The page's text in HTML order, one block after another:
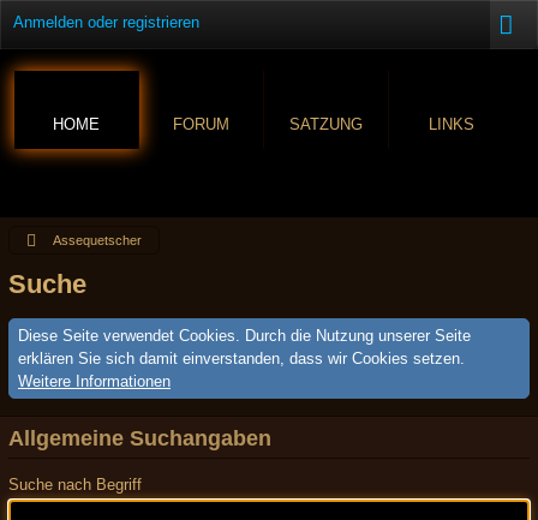
Anmelden oder registrieren
HOME FORUM SATZUNG LINKS
Assequetscher
Suche
Diese Seite verwendet Cookies. Durch die Nutzung unserer Seite
erklären Sie sich damit einverstanden, dass wir Cookies setzen.
Weitere Informationen
Allgemeine Suchangaben
Suche nach Begriff